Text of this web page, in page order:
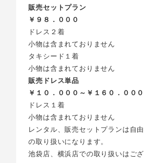
販売セットプラン
￥９８．０００
ドレス２着
小物は含まれておりません
タキシード１着
小物は含まれておりません
販売ドレス単品
￥１０．０００～￥１６０．０００
ドレス１着
小物は含まれておりません
レンタル、販売セットプランは自
の取り扱いになります。
池袋店、横浜店での取り扱いはござ